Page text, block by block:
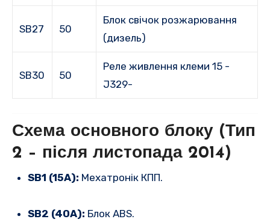
SB27 50
Блок свічок розжарювання
(дизель)
SB30 50
Реле живлення клеми 15 -
J329-
Схема основного блоку (Тип
2 – після листопада 2014)
SB1 (15A): Мехатронік КПП.
SB2 (40A): Блок ABS.